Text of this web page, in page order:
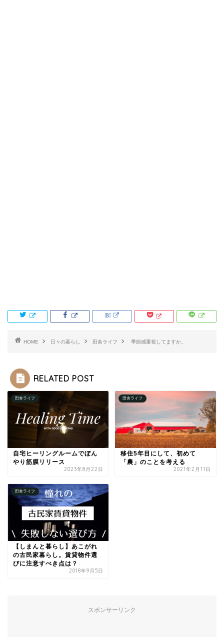
HOME 日々の暮らし 田舎ライフ 季節感重視してますか。
RELATED POST
田舎ライフ
自宅ヒーリングルームでぼん
やり筋膜リリース
2023年8月22日
田舎ライフ
移住5年目にして、初めて
「農」のことを考える
2021年2月11日
田舎ライフ
【しまんと暮らし】あこがれ
の古民家暮らし。賃貸物件選
びに注意すべき点は？
2018年9月5日
スポンサーリンク